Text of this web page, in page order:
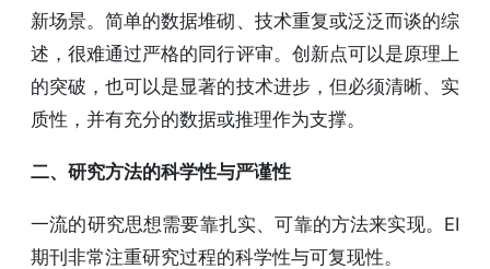
新场景。简单的数据堆砌、技术重复或泛泛而谈的综
述，很难通过严格的同行评审。创新点可以是原理上
的突破，也可以是显著的技术进步，但必须清晰、实
质性，并有充分的数据或推理作为支撑。
二、研究方法的科学性与严谨性
一流的研究思想需要靠扎实、可靠的方法来实现。EI
期刊非常注重研究过程的科学性与可复现性。